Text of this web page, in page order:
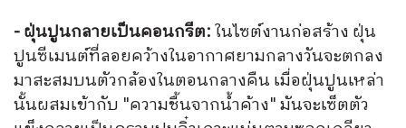
- ฝุ่นปูนกลายเป็นคอนกรีต:ในไซต์งานก่อสร้าง ฝุ่น
ปูนซีเมนต์ที่ลอยคว้างในอากาศยามกลางวันจะตกลง
มาสะสมบนตัวกล้องในตอนกลางคืน เมื่อฝุ่นปูนเหล่า
นั้นผสมเข้ากับ "ความชื้นจากน้ำค้าง" มันจะเซ็ตตัว